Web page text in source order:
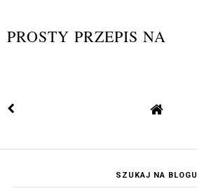
PROSTY PRZEPIS NA
SZUKAJ NA BLOGU